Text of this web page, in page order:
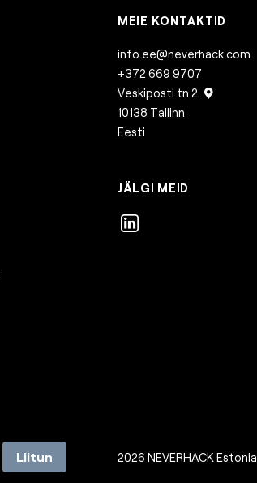
MEIE KONTAKTID
info.ee@neverhack.com
+372 669 9707
Veskiposti tn 2
10138 Tallinn
Eesti
JÄLGI MEID
Liitun 2026 NEVERHACK Estonia